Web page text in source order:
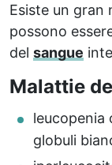
Esiste un gran
possono
del sangue
Malattie
leucopenia
globuli